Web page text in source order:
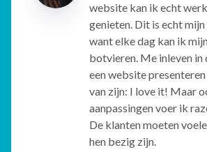
website kan ik echt
genieten. Dit is echt
want elke dag kan ik
botvieren. Me inleven in
een website
van zijn: I love it! Maar
aanpassingen voer ik
De klanten moeten
hen bezig zijn.